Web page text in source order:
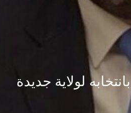
لولاية جديدة